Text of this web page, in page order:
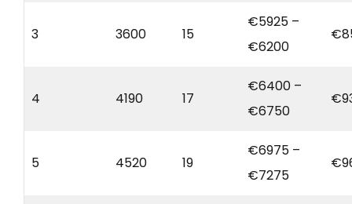
3 3600 15
€5925 –
€6200
4 4190 17
€6400 –
€6750
5 4520 19
€6975 –
€7275